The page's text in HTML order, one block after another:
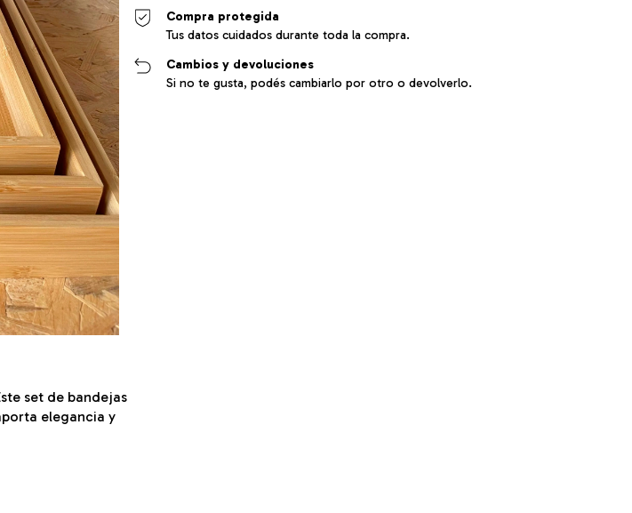
Compra protegida
Tus datos cuidados durante toda la compra.
Cambios y devoluciones
Si no te gusta, podés cambiarlo por otro o devolverlo.
set de bandejas
elegancia y